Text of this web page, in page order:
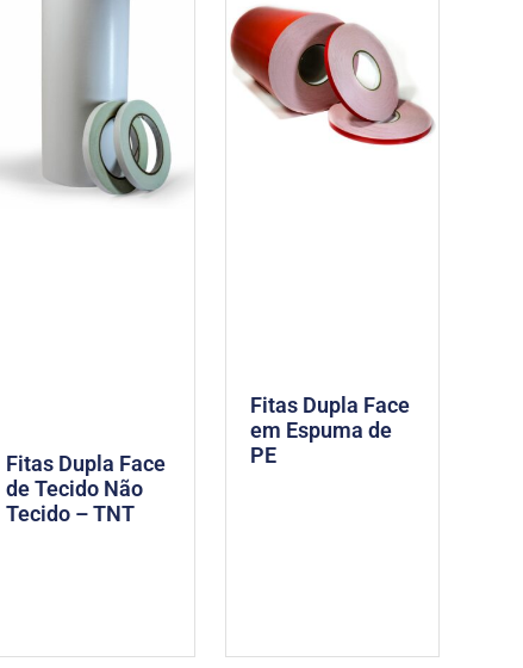
Fitas Dupla Face
de Tecido Não
Tecido – TNT
Fitas Dupla Face
em Espuma de
PE